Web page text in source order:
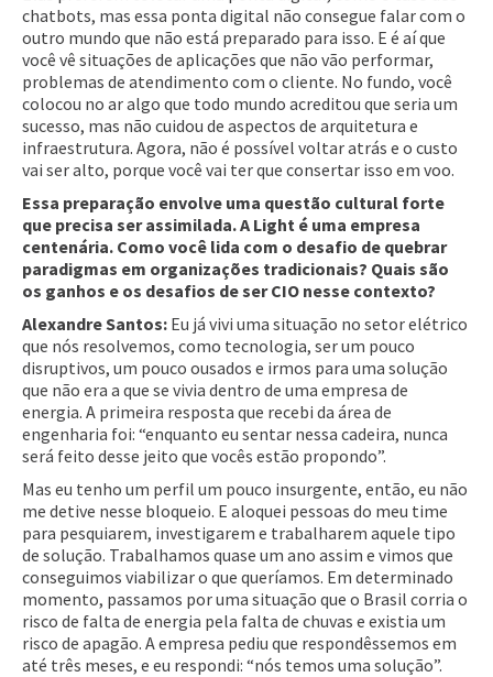
chatbots, mas essa ponta digital não consegue falar com o
outro mundo que não está preparado para isso. E é aí que
você vê situações de aplicações que não vão performar,
problemas de atendimento com o cliente. No fundo, você
colocou no ar algo que todo mundo acreditou que seria um
sucesso, mas não cuidou de aspectos de arquitetura e
infraestrutura. Agora, não é possível voltar atrás e o custo
vai ser alto, porque você vai ter que consertar isso em voo.
Essa preparação envolve uma questão cultural forte
que precisa ser assimilada. A Light é uma empresa
centenária. Como você lida com o desafio de quebrar
paradigmas em organizações tradicionais? Quais são
os ganhos e os desafios de ser CIO nesse contexto?
Alexandre Santos: Eu já vivi uma situação no setor elétrico
que nós resolvemos, como tecnologia, ser um pouco
disruptivos, um pouco ousados e irmos para uma solução
que não era a que se vivia dentro de uma empresa de
energia. A primeira resposta que recebi da área de
engenharia foi: “enquanto eu sentar nessa cadeira, nunca
será feito desse jeito que vocês estão propondo”.
Mas eu tenho um perfil um pouco insurgente, então, eu não
me detive nesse bloqueio. E aloquei pessoas do meu time
para pesquiarem, investigarem e trabalharem aquele tipo
de solução. Trabalhamos quase um ano assim e vimos que
conseguimos viabilizar o que queríamos. Em determinado
momento, passamos por uma situação que o Brasil corria o
risco de falta de energia pela falta de chuvas e existia um
risco de apagão. A empresa pediu que respondêssemos em
até três meses, e eu respondi: “nós temos uma solução”.